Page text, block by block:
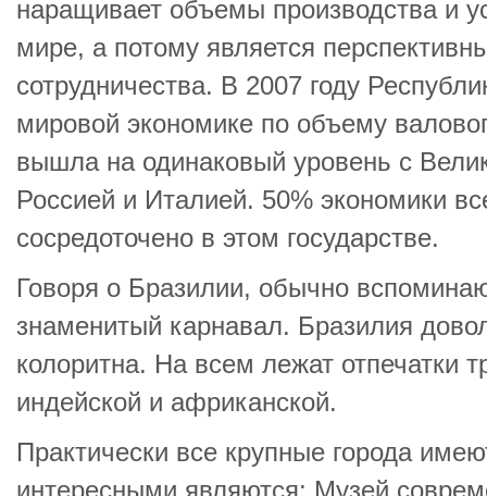
наращивает объемы производства и
мире, а потому является
сотрудничества. В 2007 году
мировой экономике по объему
вышла на одинаковый уровень с
Россией и Италией. 50% экономики
сосредоточено в этом государстве.
Говоря о Бразилии, обычно
знаменитый карнавал. Бразилия
колоритна. На всем лежат отпечатки
индейской и африканской.
Практически все крупные города